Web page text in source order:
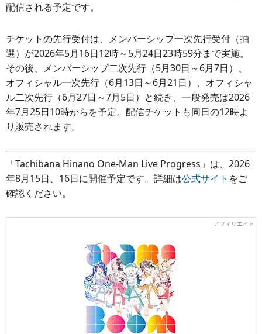
配信される予定です。
チケットの先行受付は、メンバーシップ一次先行受付（抽
選）が2026年5月16日12時～5月24日23時59分まで実施。
その後、メンバーシップ二次先行（5月30日～6月7日）、
オフィシャル一次先行（6月13日～6月21日）、オフィシャ
ル二次先行（6月27日～7月5日）と続き、一般発売は2026
年7月25日10時からを予定。配信チケットも同日の12時よ
り販売されます。
「Tachibana Hinano One-Man Live Progress」は、2026
年8月15日、16日に開催予定です。詳細は公式サイト をご
確認ください。